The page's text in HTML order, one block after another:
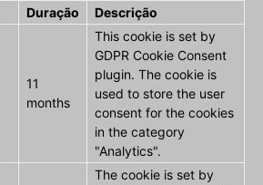
Duração Descrição
11
months
This cookie is set by
GDPR Cookie Consent
plugin. The cookie is
used to store the user
consent for the cookies
in the category
"Analytics".
The cookie is set by